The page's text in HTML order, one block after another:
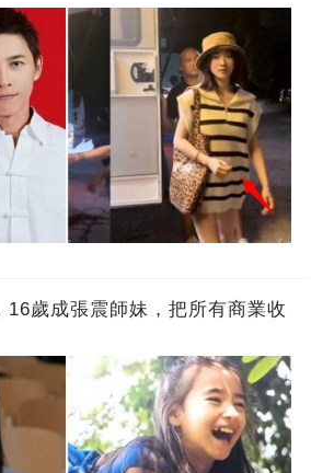
16歲成張震師妹，把所有商業收